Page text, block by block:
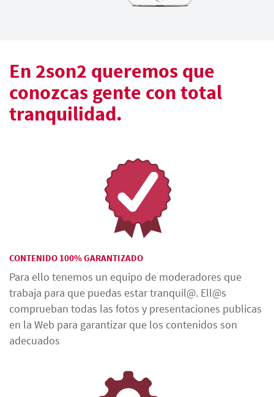
En 2son2 queremos que
conozcas gente con total
tranquilidad.
CONTENIDO 100% GARANTIZADO
Para ello tenemos un equipo de moderadores que
trabaja para que puedas estar tranquil@. Ell@s
comprueban todas las fotos y presentaciones publicas
en la Web para garantizar que los contenidos son
adecuados